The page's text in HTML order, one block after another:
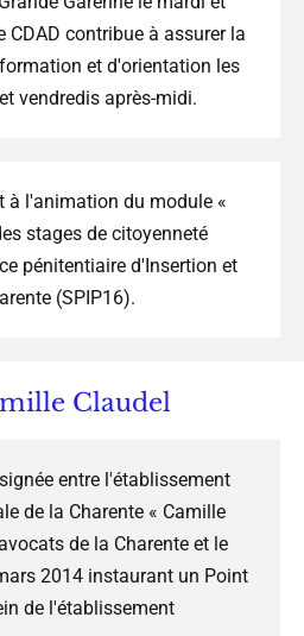
CDAD contribue à assurer la
et d'orientation les
vendredis après-midi.
à l'animation du module «
stages de citoyenneté
pénitentiaire d'Insertion et
(SPIP16).
Claudel
entre l'établissement
de la Charente « Camille
de la Charente et le
2014 instaurant un Point
de l'établissement